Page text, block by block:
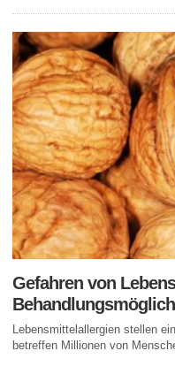
Gefahren von
Lebensmittelallergien stellen
betreffen Millionen von